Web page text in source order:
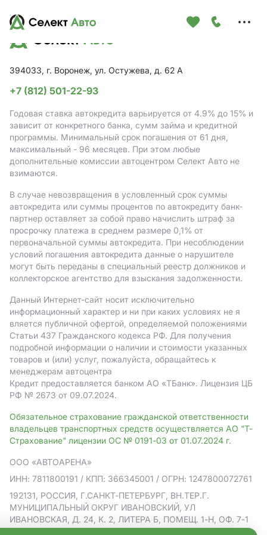
394033, г. Воронеж, ул. Остужева, д. 62 А
+7 (812) 501-22-93
Годовая ставка автокредита варьируется от 4.9% до 15% и
зависит от конкретного банка, сумм займа и кредитной
программы. Минимальный срок погашения от 61 дня,
максимальный - 96 месяцев. При этом любые
дополнительные комиссии автоцентром Селект Авто не
взимаются.
В случае невозвращения в условленный срок суммы
автокредита или суммы процентов по автокредиту банк-
партнер оставляет за собой право начислить штраф за
просрочку платежа в среднем размере 0,1% от
первоначальной суммы автокредита. При несоблюдении
условий погашения автокредита данные о нарушителе
могут быть переданы в специальный реестр должников и
коллекторское агентство для взыскания задолженности.
Данный Интернет-сайт носит исключительно
информационный характер и ни при каких условиях не я
вляется публичной офертой, определяемой положениями
Статьи 437 Гражданского кодекса РФ. Для получения
подробной информации о наличии и стоимости указанных
товаров и (или) услуг, пожалуйста, обращайтесь к
менеджерам автоцентра
Кредит предоставляется банком АO «ТБанк». Лицензия ЦБ
РФ № 2673 от 09.07.2024.
Обязательное страхование гражданской ответственности
владельцев транспортных средств осуществляется АО "Т-
Страхование" лицензии ОС № 0191-03 от 01.07.2024 г.
ООО «АВТОАРЕНА»
ИНН: 7811800191 / КПП: 366345001 / ОГРН: 1247800072761
192131, РОССИЯ, Г.САНКТ-ПЕТЕРБУРГ, ВН.ТЕР.Г.
МУНИЦИПАЛЬНЫЙ ОКРУГ ИВАНОВСКИЙ, УЛ
ИВАНОВСКАЯ, Д. 24, К. 2, ЛИТЕРА Б, ПОМЕЩ. 1-Н, ОФ. 7-1